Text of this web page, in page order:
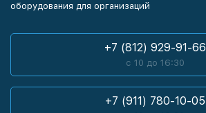
оборудования для организаций
+7 (812) 929-91-66
с 10 до 16:30
+7 (911) 780-10-05